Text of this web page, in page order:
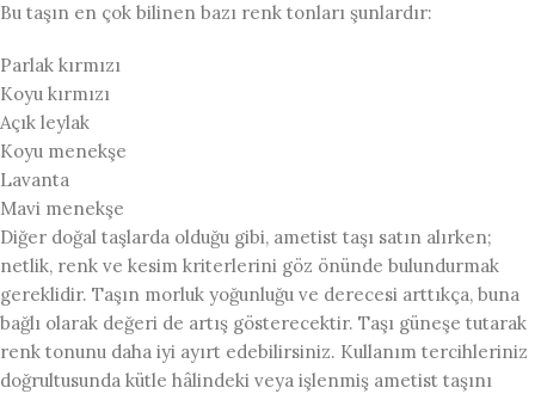
Bu taşın en çok bilinen bazı renk tonları şunlardır:
Parlak kırmızı
Koyu kırmızı
Açık leylak
Koyu menekşe
Lavanta
Mavi menekşe
Diğer doğal taşlarda olduğu gibi, ametist taşı satın alırken;
netlik, renk ve kesim kriterlerini göz önünde bulundurmak
gereklidir. Taşın morluk yoğunluğu ve derecesi arttıkça, buna
bağlı olarak değeri de artış gösterecektir. Taşı güneşe tutarak
renk tonunu daha iyi ayırt edebilirsiniz. Kullanım tercihleriniz
doğrultusunda kütle hâlindeki veya işlenmiş ametist taşını